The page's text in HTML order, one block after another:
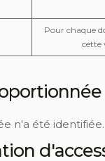
Pour chaque
cette
n'a été identifiée.